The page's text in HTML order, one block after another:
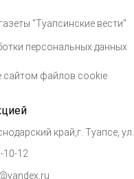
"Туапсинские вести"
персональных данных
сайтом файлов cookie
край,г. Туапсе,
10-12